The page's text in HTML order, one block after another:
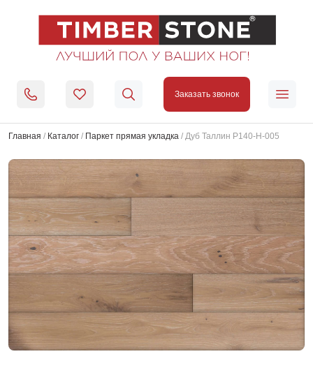
Заказать звонок
Главная / Каталог / Паркет прямая укладка / Дуб Таллин Р140-Н-005